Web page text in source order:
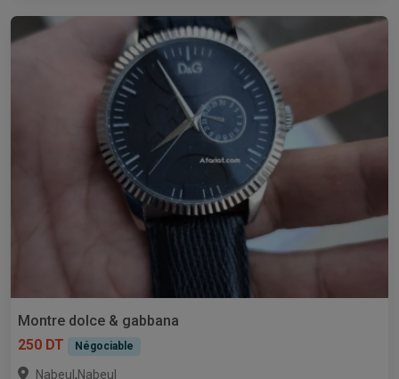
Montre dolce & gabbana
250 DT
Négociable
Nabeul ,Nabeul